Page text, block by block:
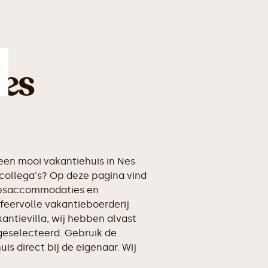
mooi vakantiehuis in Nes
Op deze pagina vind
en
vakantieboerderij
wij hebben alvast
Gebruik de
direct bij de eigenaar. Wij